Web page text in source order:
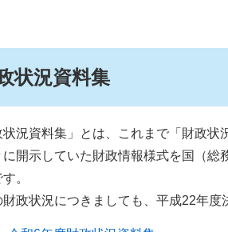
状況資料集
況資料集」とは、これまで「財政状
に開示していた財政情報様式を国（
。
政状況につきましても、平成22年度